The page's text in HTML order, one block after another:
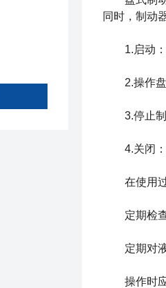
同时，制动
1.启动：
2.操作盘
3.停止制
4.关闭：
在使用过
定期检查
定期对液
操作时应